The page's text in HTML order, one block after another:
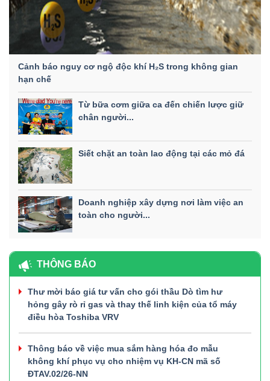
Cảnh báo nguy cơ ngộ độc khí H₂S trong không gian
hạn chế
Từ bữa cơm giữa ca đến chiến lược giữ
chân người...
Siết chặt an toàn lao động tại các mỏ đá
Doanh nghiệp xây dựng nơi làm việc an
toàn cho người...
THÔNG BÁO
Thư mời báo giá tư vấn cho gói thầu Dò tìm hư
hỏng gây rò rỉ gas và thay thế linh kiện của tổ máy
điều hòa Toshiba VRV
Thông báo về việc mua sắm hàng hóa đo mẫu
không khí phục vụ cho nhiệm vụ KH-CN mã số
ĐTAV.02/26-NN